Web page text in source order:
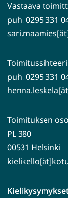
Vastaava
puh. 0295 331
puh. 0295 331
Toimituksen
PL 380
00531 Helsinki